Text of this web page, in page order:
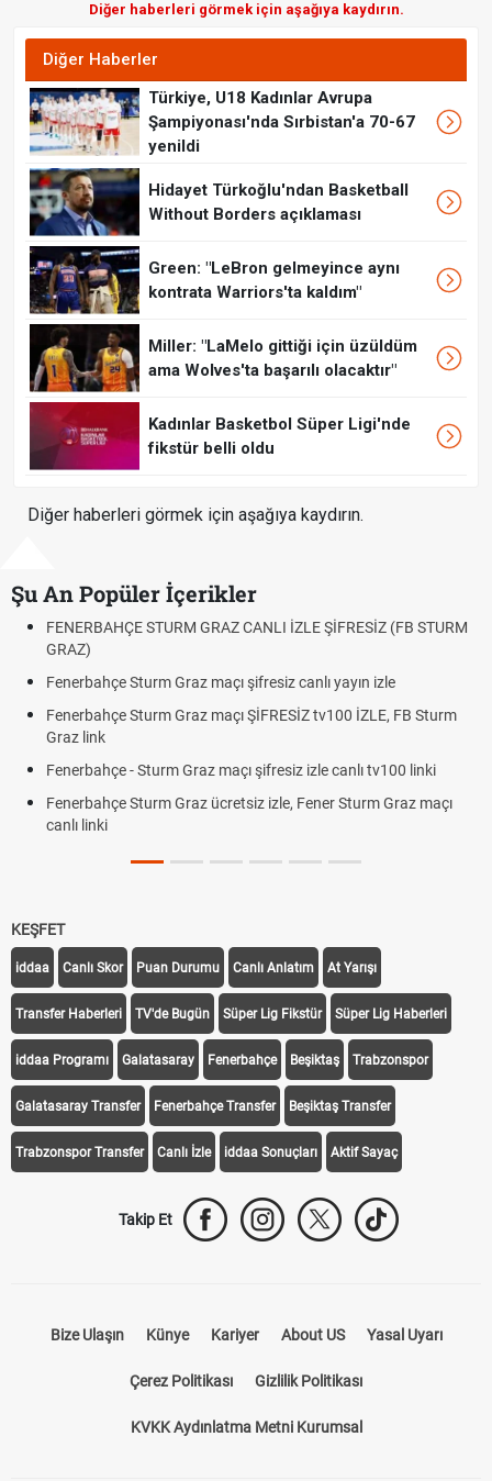
Diğer haberleri görmek için aşağıya kaydırın.
Diğer Haberler
Türkiye, U18 Kadınlar Avrupa
Şampiyonası'nda Sırbistan'a 70-67
yenildi
Hidayet Türkoğlu'ndan Basketball
Without Borders açıklaması
Green: "LeBron gelmeyince aynı
kontrata Warriors'ta kaldım"
Miller: "LaMelo gittiği için üzüldüm
ama Wolves'ta başarılı olacaktır"
Kadınlar Basketbol Süper Ligi'nde
fikstür belli oldu
Diğer haberleri görmek için aşağıya kaydırın.
Şu An Popüler İçerikler
STURM GRAZ CANLI İZLE ŞİFRESİZ (FB STURM
Sturm Graz maçı şifresiz canlı yayın izle
Sturm Graz maçı ŞİFRESİZ tv100 İZLE, FB Sturm
- Sturm Graz maçı şifresiz izle canlı tv100 linki
Sturm Graz ücretsiz izle, Fener Sturm Graz maçı
linki
KEŞFET
iddaa Canlı Skor Puan Durumu Canlı Anlatım At Yarışı
Transfer Haberleri TV'de Bugün Süper Lig Fikstür Süper Lig Haberleri
iddaa Programı Galatasaray Fenerbahçe Beşiktaş Trabzonspor
Galatasaray Transfer Fenerbahçe Transfer Beşiktaş Transfer
Canlı İzle iddaa Sonuçları Aktif Sayaç
Künye Kariyer About US
Çerez Politikası Gizlilik Politikası